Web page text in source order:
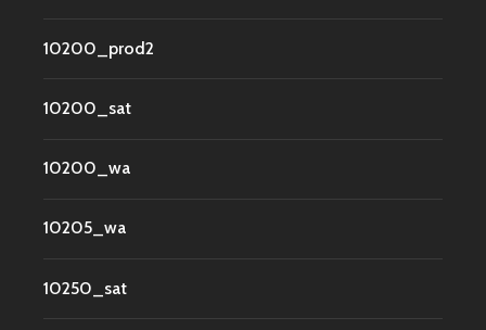
10200_prod2
10200_sat
10200_wa
10205_wa
10250_sat